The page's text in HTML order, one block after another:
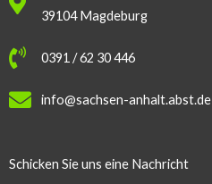
39104 Magdeburg
0391 / 62 30 446
info@sachsen-anhalt.abst.de
Schicken Sie uns eine Nachricht